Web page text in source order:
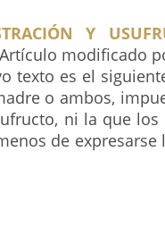
Y
modificado
texto es el
o ambos,
ni la que
de